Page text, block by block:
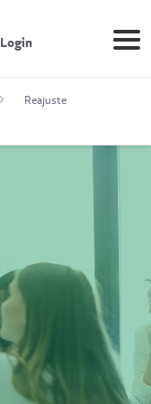
Login
Reajuste